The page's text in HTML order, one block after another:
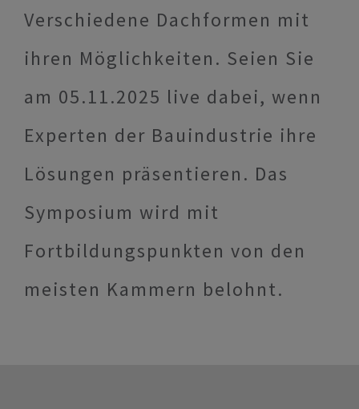
Verschiedene Dachformen mit
ihren Möglichkeiten. Seien Sie
am 05.11.2025 live dabei, wenn
Experten der Bauindustrie ihre
Lösungen präsentieren. Das
Symposium wird mit
Fortbildungspunkten von den
meisten Kammern belohnt.